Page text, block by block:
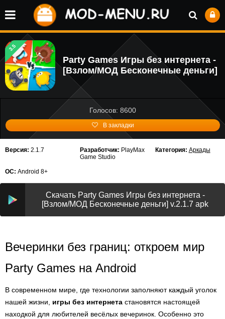
3.5
Party Games Игры без интернета -
[Взлом/МОД Бесконечные деньги]
Голосов: 8600
В закладки
Версия: 2.1.7 Разработчик: PlayMax
Game Studio
Категория: Аркады
ОС: Android 8+
Скачать Party Games Игры без интернета -
[Взлом/МОД Бесконечные деньги] v.2.1.7 apk
Вечеринки без границ: откроем мир
Party Games на Android
В современном мире, где технологии заполняют каждый уголок
нашей жизни, игры без интернета становятся настоящей
находкой для любителей весёлых вечеринок. Особенно это